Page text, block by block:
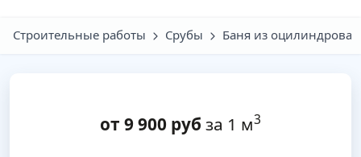
Строительные работы Срубы Баня из
от 9 900 руб за 1 м3